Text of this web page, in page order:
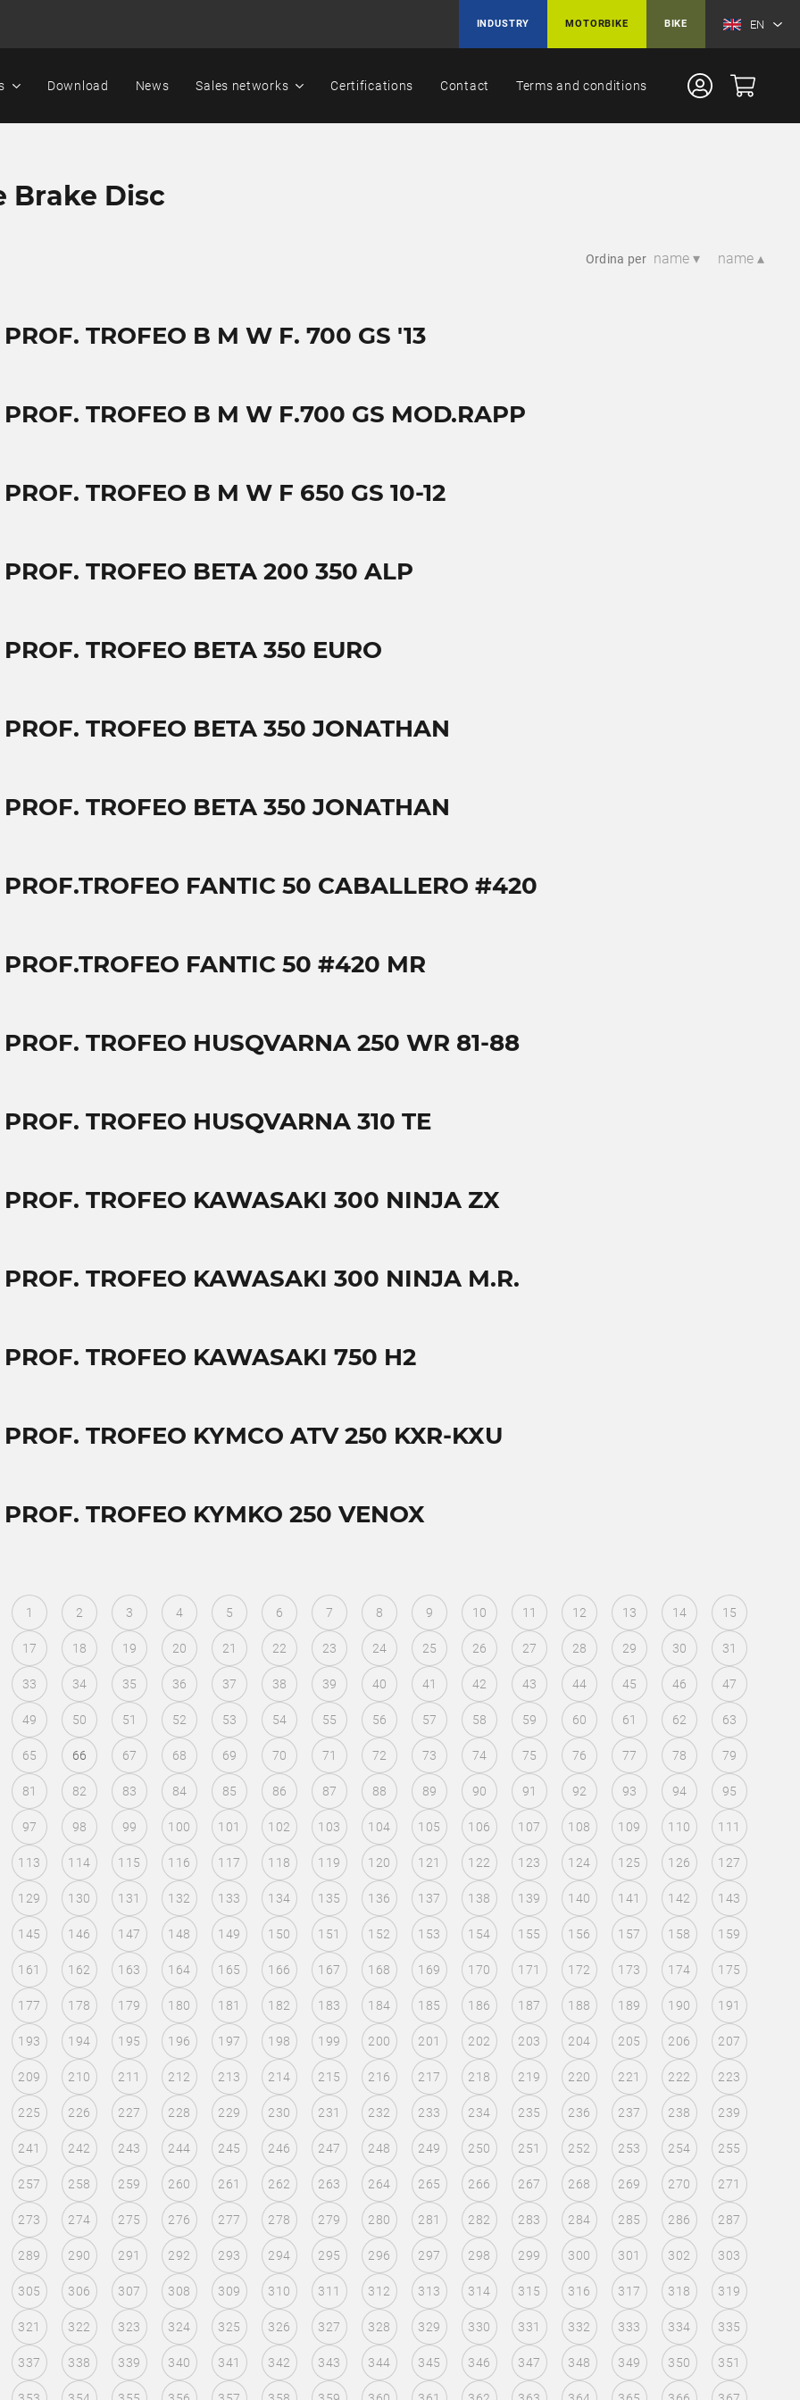
INDUSTRY MOTORBIKE BIKE EN
Download News Sales networks Certifications Contact Terms and conditions
Brake Disc
Ordina per name ▾ name ▴
TROFEO B M W F. 700 GS '13
PROF. TROFEO B M W F.700 GS MOD.RAPP
TROFEO B M W F 650 GS 10-12
PROF. TROFEO BETA 200 350 ALP
TROFEO BETA 350 EURO
TROFEO BETA 350 JONATHAN
TROFEO BETA 350 JONATHAN
PROF.TROFEO FANTIC 50 CABALLERO #420
PROF.TROFEO FANTIC 50 #420 MR
TROFEO HUSQVARNA 250 WR 81-88
TROFEO HUSQVARNA 310 TE
PROF. TROFEO KAWASAKI 300 NINJA ZX
PROF. TROFEO KAWASAKI 300 NINJA M.R.
PROF. TROFEO KAWASAKI 750 H2
TROFEO KYMCO ATV 250 KXR-KXU
TROFEO KYMKO 250 VENOX
1 2 3 4 5 6 7 8 9 10 11 12 13 14 15
17 18 19 20 21 22 23 24 25 26 27 28 29 30 31
33 34 35 36 37 38 39 40 41 42 43 44 45 46 47
49 50 51 52 53 54 55 56 57 58 59 60 61 62 63
65 66 67 68 69 70 71 72 73 74 75 76 77 78 79
81 82 83 84 85 86 87 88 89 90 91 92 93 94 95
97 98 99 100 101 102 103 104 105 106 107 108 109 110 111
113 114 115 116 117 118 119 120 121 122 123 124 125 126 127
129 130 131 132 133 134 135 136 137 138 139 140 141 142 143
145 146 147 148 149 150 151 152 153 154 155 156 157 158 159
161 162 163 164 165 166 167 168 169 170 171 172 173 174 175
177 178 179 180 181 182 183 184 185 186 187 188 189 190 191
193 194 195 196 197 198 199 200 201 202 203 204 205 206 207
209 210 211 212 213 214 215 216 217 218 219 220 221 222 223
225 226 227 228 229 230 231 232 233 234 235 236 237 238 239
241 242 243 244 245 246 247 248 249 250 251 252 253 254 255
257 258 259 260 261 262 263 264 265 266 267 268 269 270 271
273 274 275 276 277 278 279 280 281 282 283 284 285 286 287
289 290 291 292 293 294 295 296 297 298 299 300 301 302 303
305 306 307 308 309 310 311 312 313 314 315 316 317 318 319
321 322 323 324 325 326 327 328 329 330 331 332 333 334 335
337 338 339 340 341 342 343 344 345 346 347 348 349 350 351